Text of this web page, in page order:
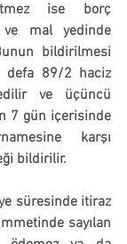
ise borç
ve mal yedinde
bildirilmesi
defa 89/2 haciz
ve üçüncü
7 gün içerisinde
karşı
bildirilir.
sayılan